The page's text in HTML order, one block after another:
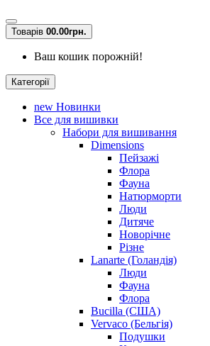
Товарів 00.00грн.
Ваш кошик порожній!
Категорії
new Новинки
Все для вишивки
Набори для вишивання
Dimensions
Пейзажі
Флора
Фауна
Натюрморти
Люди
Дитяче
Новорічне
Різне
Lanarte (Голандія)
Люди
Фауна
Флора
Bucilla (США)
Vervaco (Бельгія)
Подушки